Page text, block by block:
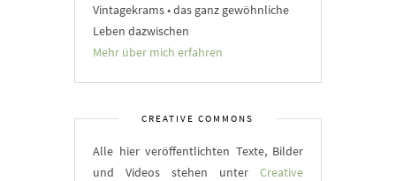
Vintagekrams • das ganz gewöhnliche
Leben dazwischen
Mehr über mich erfahren
CREATIVE COMMONS
Alle hier veröffentlichten Texte, Bilder
und Videos stehen unter Creative